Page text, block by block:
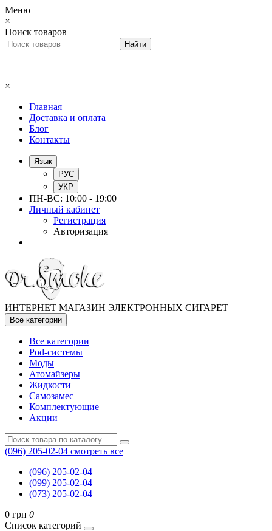
Меню
×
Поиск товаров
×
Главная
Доставка и оплата
Блог
Контакты
Язык
РУС
УКР
ПН-ВС: 10:00 - 19:00
Личный кабинет
Регистрация
Авторизация
ИНТЕРНЕТ МАГАЗИН ЭЛЕКТРОННЫХ СИГАРЕТ
Все категории
Все категории
Pod-системы
Моды
Атомайзеры
Жидкости
Самозамес
Комплектующие
Акции
(096) 205-02-04 смотреть все
(096) 205-02-04
(099) 205-02-04
(073) 205-02-04
0 грн 0
Список категорий